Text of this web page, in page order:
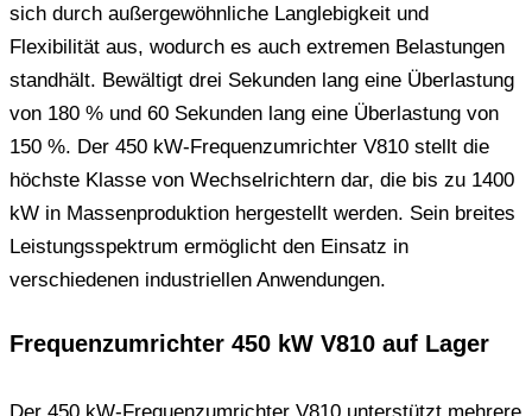
sich durch außergewöhnliche Langlebigkeit und
Flexibilität aus, wodurch es auch extremen Belastungen
standhält. Bewältigt drei Sekunden lang eine Überlastung
von 180 % und 60 Sekunden lang eine Überlastung von
150 %. Der 450 kW-Frequenzumrichter V810 stellt die
höchste Klasse von Wechselrichtern dar, die bis zu 1400
kW in Massenproduktion hergestellt werden. Sein breites
Leistungsspektrum ermöglicht den Einsatz in
verschiedenen industriellen Anwendungen.
Frequenzumrichter 450 kW V810 auf Lager